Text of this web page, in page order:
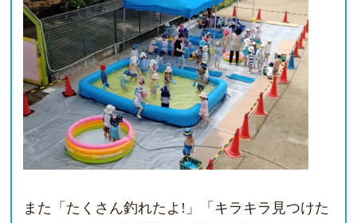
また「たくさん釣れたよ!」「キラキラ見つけた